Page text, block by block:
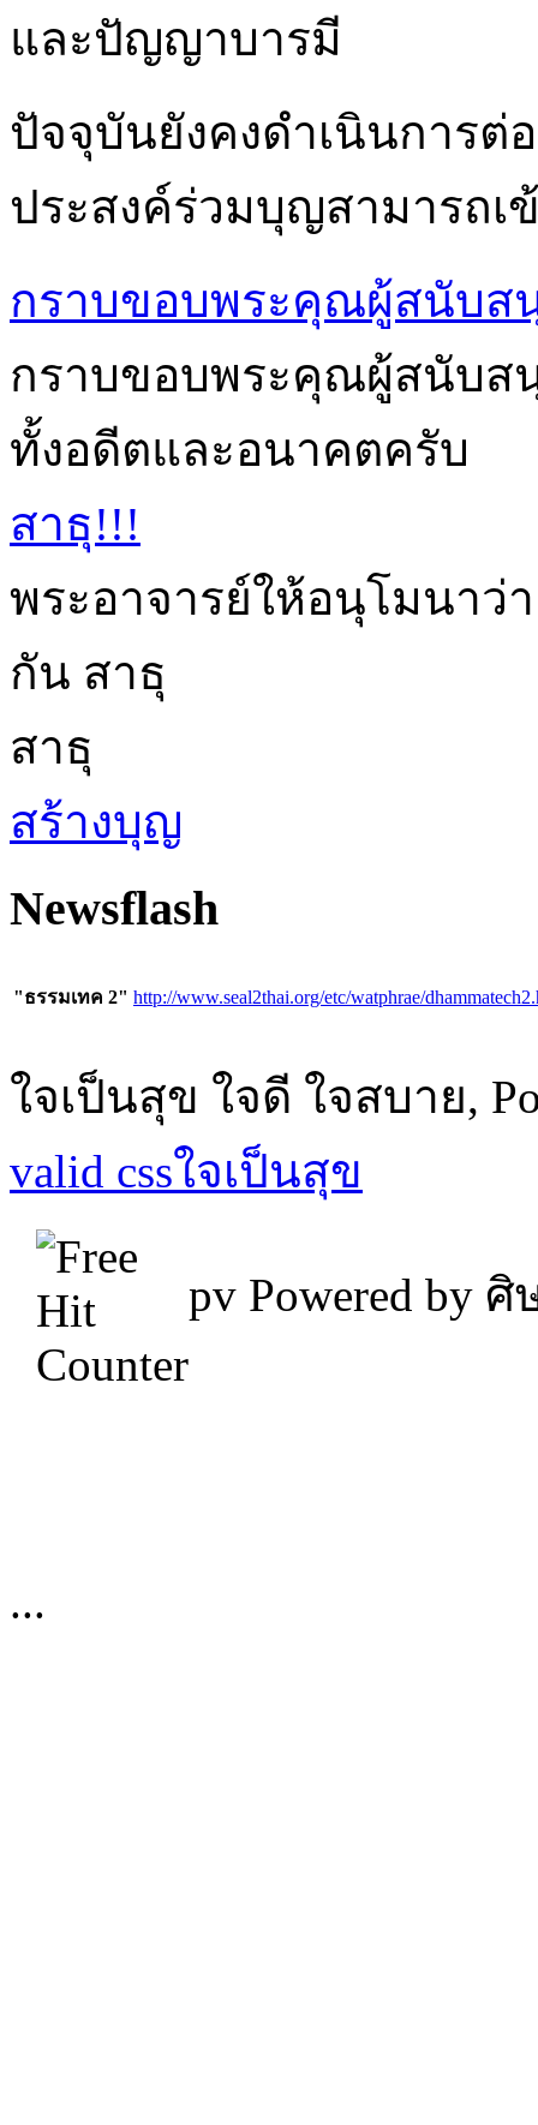
และปัญญาบารมี
ปัจจุบันยังคงดำเนินการต่
ประสงค์ร่วมบุญสามารถเ
กราบขอบพระคุณผู้สนับส
กราบขอบพระคุณผู้สนับส
ทั้งอดีตและอนาคตครับ
สาธุ!!!
พระอาจารย์ให้อนุโมนาว่
กัน สาธุ
สาธุ
สร้างบุญ
Newsflash
"ธรรมเทค 2" http://www.seal2thai.org/etc/watphrae/
ใจเป็นสุข ใจดี ใจสบาย,
valid cssใจเป็นสุข
pv Powered by ศิ
...